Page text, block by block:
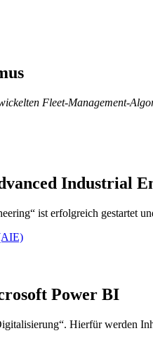
Fleet-Management-
Industrial
ist erfolgreich gestartet
Power BI
Hierfür werden